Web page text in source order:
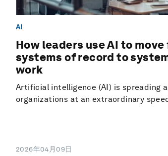
AI
How leaders use AI to move
systems of record to
work
Artificial intelligence (AI) is spreading
organizations at an extraordinary
2026年04月09日